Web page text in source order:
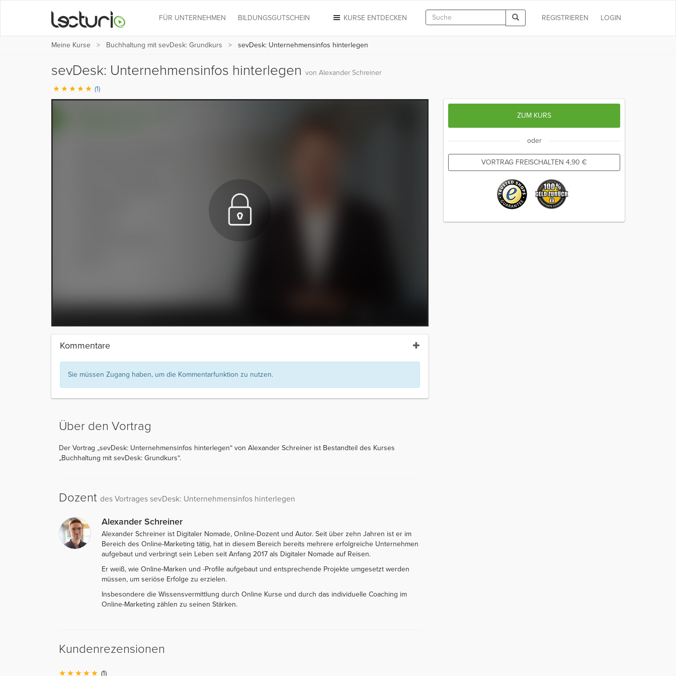
LOGIN
REGISTRIEREN
KURSE ENTDECKEN
FÜR UNTERNEHMEN BILDUNGSGUTSCHEIN
Meine Kurse Buchhaltung mit sevDesk: Grundkurs sevDesk: Unternehmensinfos hinterlegen
sevDesk: Unternehmensinfos hinterlegen von Alexander Schreiner
(1)
Kommentare
Sie müssen Zugang haben, um die Kommentarfunktion zu nutzen.
Über den Vortrag
Der Vortrag „sevDesk: Unternehmensinfos hinterlegen“ von Alexander Schreiner ist Bestandteil des Kurses
„Buchhaltung mit sevDesk: Grundkurs“.
Dozent des Vortrages sevDesk: Unternehmensinfos hinterlegen
Alexander Schreiner
Alexander Schreiner ist Digitaler Nomade, Online-Dozent und Autor. Seit über zehn Jahren ist er im
Bereich des Online-Marketing tätig, hat in diesem Bereich bereits mehrere erfolgreiche Unternehmen
aufgebaut und verbringt sein Leben seit Anfang 2017 als Digitaler Nomade auf Reisen.
Er weiß, wie Online-Marken und -Profile aufgebaut und entsprechende Projekte umgesetzt werden
müssen, um seriöse Erfolge zu erzielen.
Insbesondere die Wissensvermittlung durch Online Kurse und durch das individuelle Coaching im
Online-Marketing zählen zu seinen Stärken.
Kundenrezensionen
(1)
ZUM KURS
oder
VORTRAG FREISCHALTEN 4,90 €